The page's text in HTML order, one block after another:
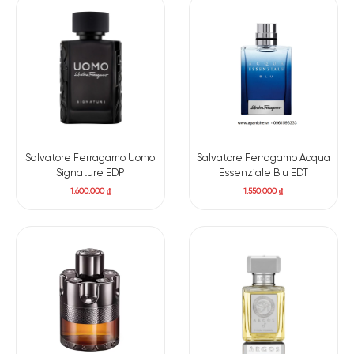
quý phái, cùng với một chút ngây thơ, trong sáng. Sự kết hợp
này như một lời mời gọi khám phá sâu hơn vào tâm hồn của
Monsieur Beauregard.
Và cuối cùng, mùi hương hoắc hương, hổ phách và gỗ quý
hiện lên, như một lời thì thầm êm đềm, một sự ấm áp dịu
dàng, nhưng vẫn đầy quyến rũ và sâu lắng. Lớp hương cuối
ngày. Hương thơm như một dấu ấn khó phai của sự mạnh mẽ
và quyết đoán.
Hương giữa: Rễ cây diên vĩ, quế
Hương cuối: Gỗ đàn hương, Đậu Tonka
Salvatore Ferragamo Uomo
Signature EDP
1.600.000₫
Salvatore Ferragamo Acqua
Essenziale Blu EDT
1.550.000₫